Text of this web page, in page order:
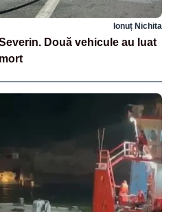
Ionuț Nichita
Două vehicule au luat